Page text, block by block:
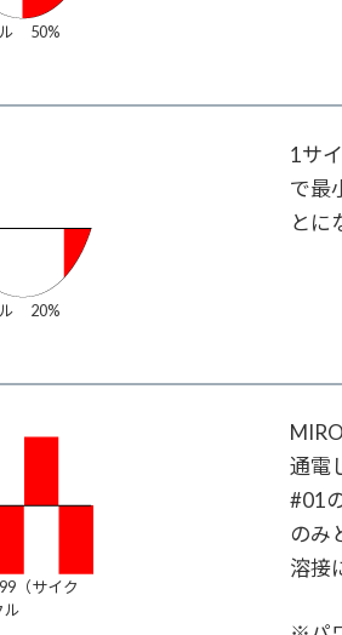
ル 50%
ル 20%
1サ
で最
とに
（サイク
通電
#01
のみ
溶接